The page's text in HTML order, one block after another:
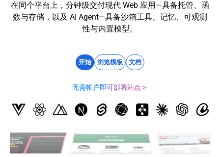
在同个平台上，分钟级交付现代 Web 应用—具备托管、函
数与存储，以及 AI Agent—具备沙箱工具、记忆、可观测
性与内置模型。
开始 浏览模板 文档
无需帐户即可部署站点 >